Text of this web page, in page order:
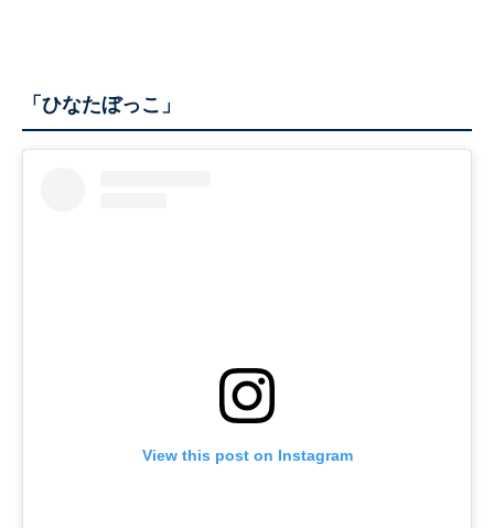
「ひなたぼっこ」
View this post on Instagram